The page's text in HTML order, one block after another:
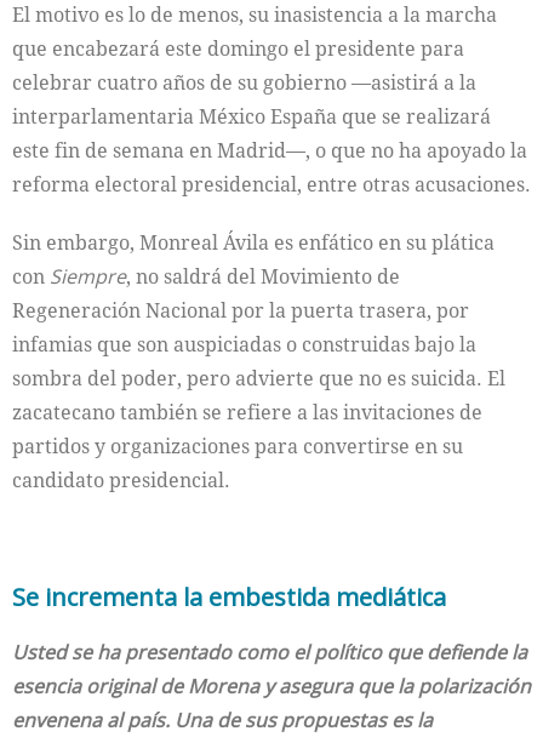
El motivo es lo de menos, su inasistencia a la marcha
que encabezará este domingo el presidente para
celebrar cuatro años de su gobierno —asistirá a la
interparlamentaria México España que se realizará
este fin de semana en Madrid—, o que no ha apoyado la
reforma electoral presidencial, entre otras acusaciones.
Sin embargo, Monreal Ávila es enfático en su plática
con Siempre, no saldrá del Movimiento de
Regeneración Nacional por la puerta trasera, por
infamias que son auspiciadas o construidas bajo la
sombra del poder, pero advierte que no es suicida. El
zacatecano también se refiere a las invitaciones de
partidos y organizaciones para convertirse en su
candidato presidencial.
Se incrementa la embestida mediática
Usted se ha presentado como el político que defiende la
esencia original de Morena y asegura que la polarización
envenena al país. Una de sus propuestas es la